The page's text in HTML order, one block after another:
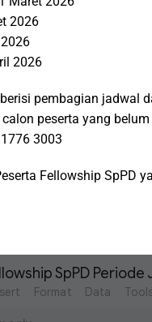
2026
2026
pembagian jadwal
peserta yang
3003
Fellowship SpPD